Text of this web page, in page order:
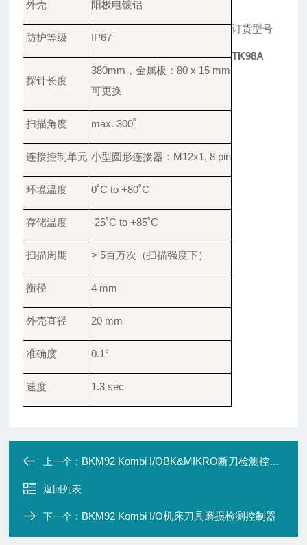
外壳 阳极电镀铝
防护等级 IP67
探针长度
380mm ，金属板 ：80 x 15 mm
可更换
扫描角度 max. 300˚
连接控制单元 小型圆形连接器 ： M12x1, 8 pin
环境温度 0˚C to +80˚C
存储温度 -25˚C to +85˚C
扫描周期 > 5百万次 （扫描强度下）
衡径 4 mm
外壳直径 20 mm
准确度 0.1°
速度 1.3 sec
订货型号
TK98A
上一个： BKM92 Kombi I/OBK&MIKRO断刀检测控制器
返回列表
下一个： BKM92 Kombi I/O机床刀具磨损检测控制器